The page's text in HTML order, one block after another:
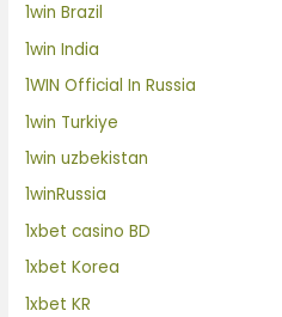
1win Brazil
1win India
1WIN Official In Russia
1win Turkiye
1win uzbekistan
1winRussia
1xbet casino BD
1xbet Korea
1xbet KR